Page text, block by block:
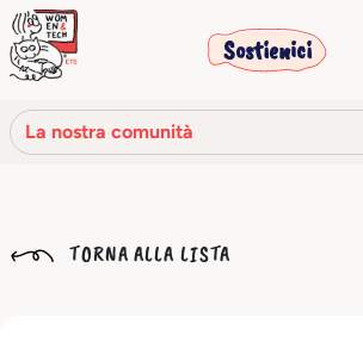
Sostienici
La nostra comunità
La nostra storia
TORNA ALLA LISTA